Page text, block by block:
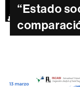
“Estado